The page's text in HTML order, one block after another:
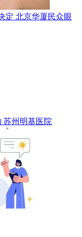
定 北京华厦民众眼
苏州明基医院